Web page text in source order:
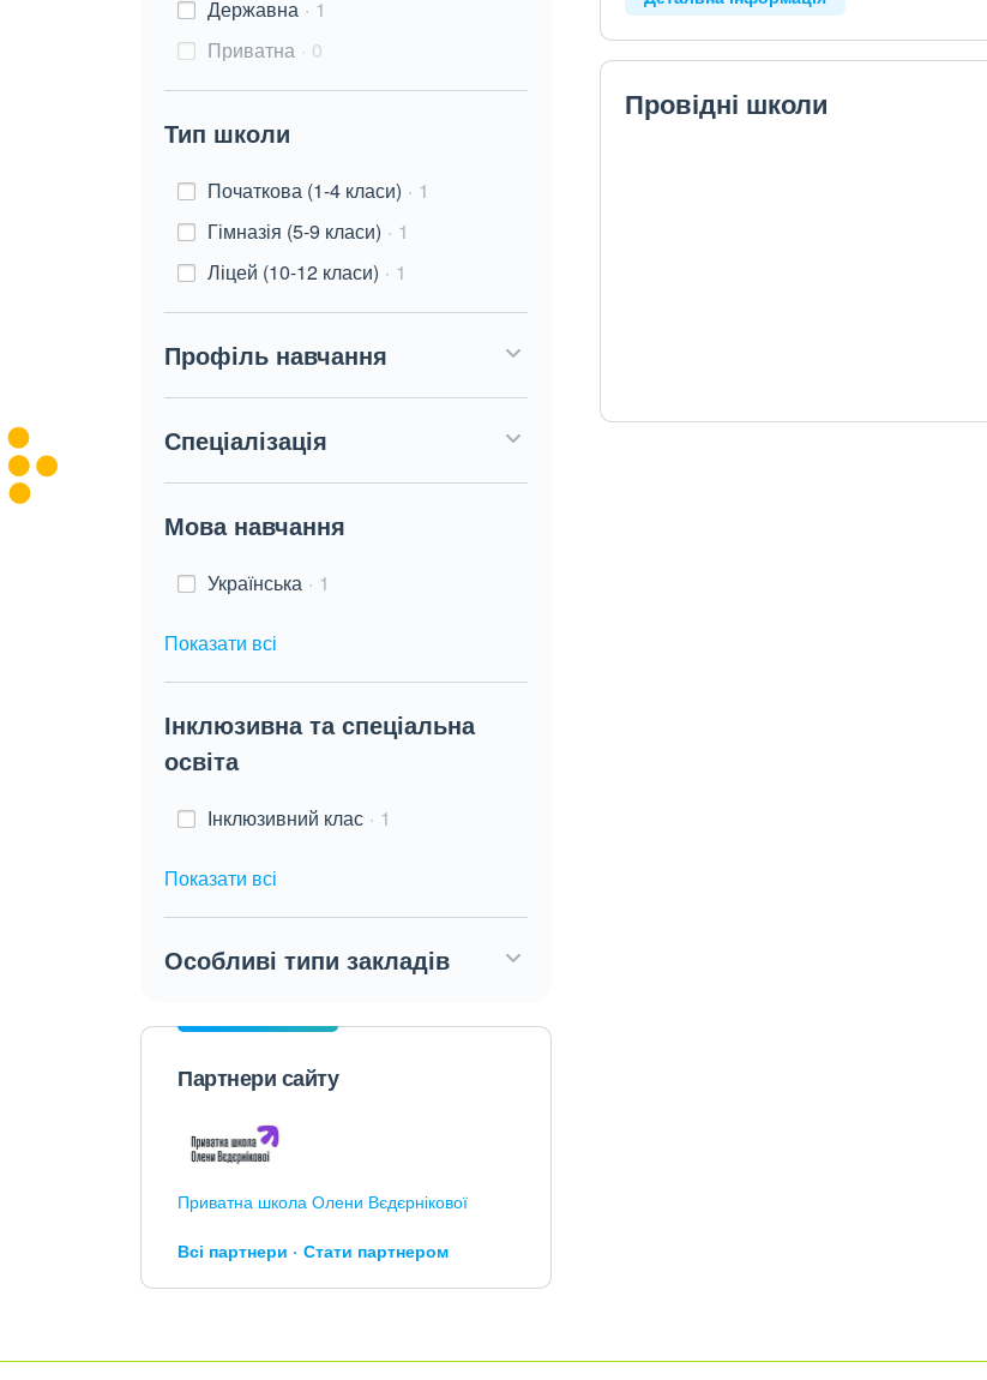
Державна
1
Приватна
0
Тип школи
Початкова (1-4 класи)
1
Гімназія (5-9 класи)
1
Ліцей (10-12 класи)
1
Профіль навчання
Спеціалізація
Мова навчання
Українська 1
Показати всі
Інклюзивна та спеціальна
освіта
Інклюзивний клас 1
Показати всі
Особливі типи закладів
Партнери сайту
Приватна школа Олени Вєдєрнікової
Всі партнери Стати партнером
Провідні школи